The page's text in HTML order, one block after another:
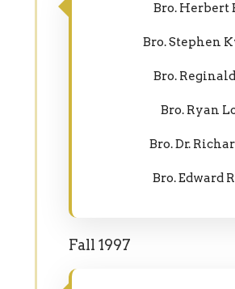
Bro. Herbert
Bro. Stephen
Bro.
Bro. Ryan
Bro. Dr.
Bro. Edward
Fall 1997